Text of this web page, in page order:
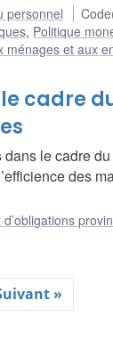
personnel
, Politique
ménages et aux
cadre
le cadre du
des
»